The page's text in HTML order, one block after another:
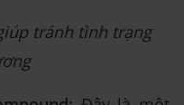
tránh tình trạng